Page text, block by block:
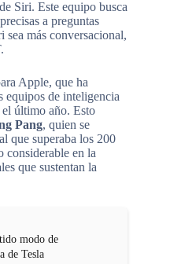
Siri. Este equipo busca
a preguntas
sea más conversacional,
Apple, que ha
equipos de inteligencia
último año. Esto
Pang, quien se
que superaba los 200
considerable en la
que sustentan la
modo de
de Tesla